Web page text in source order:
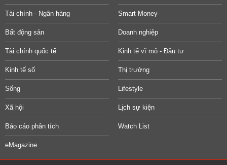
Tài chính - Ngân hàng Smart Money
Bất động sản Doanh nghiệp
Tài chính quốc tế Kinh tế vĩ mô - Đầu tư
Kinh tế số Thị trường
Sống Lifestyle
Xã hội Lịch sự kiện
Báo cáo phân tích Watch List
eMagazine